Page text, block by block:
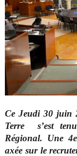
Ce Jeudi 30 juin
Terre s’est
Régional. Une
axée sur le